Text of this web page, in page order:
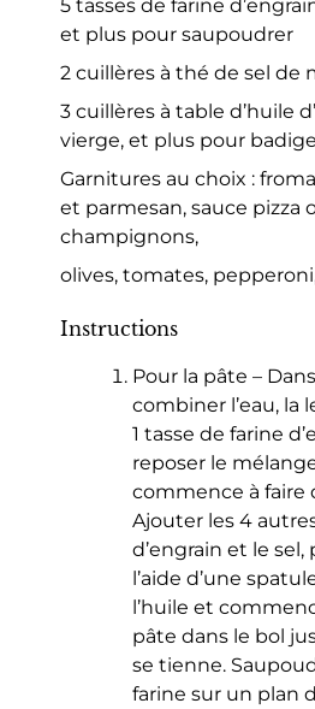
5 tasses de farine
et plus pour saupoudrer
2 cuillères à thé de sel de
3 cuillères à table d’huile
vierge, et plus pour
Garnitures au choix :
et parmesan, sauce pizza
champignons,
olives, tomates,
Instructions
Pour la pâte –
combiner l’eau, la
1 tasse de farine
reposer le
commence à faire
Ajouter les 4
d’engrain et le
l’aide d’une
l’huile et
pâte dans le bol
se tienne.
farine sur un plan